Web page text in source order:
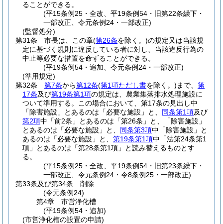
ることができる。
(平15条例25・全改、平19条例54・旧第22条繰下・
一部改正、令元条例24・一部改正)
(監督処分)
第31条
市長は、この章(第26条を除く。)の規定又は当該規
定に基づく規則に違反している者に対し、当該違反行為の
中止等必要な措置を命ずることができる。
(平19条例54・追加、令元条例24・一部改正)
(準用規定)
第32条
第7条から第12条(第1項ただし書を除く。) まで、 第
17条及び第19条第1項の規定は、農業集落排水処理施設に
ついて準用する。
この場合において、第17条の見出し中
「除害施設」とあるのは「必要な施設」と、 同条第1項及び
第2項中「前2条」とあるのは「第26条」と、「除害施設」
とあるのは「必要な施設」と、 同条第3項中「除害施設」と
あるのは「必要な施設」と、 第19条第1項中「法第24条第1
項」とあるのは「第28条第1項」と読み替えるものとす
る。
(平15条例25・全改、平19条例54・旧第23条繰下・
一部改正、令元条例24・令8条例25・一部改正)
第33条及び第34条
削除
(令元条例24)
第4章
市営浄化槽
(平19条例54・追加)
(市営浄化槽の設置の申請)